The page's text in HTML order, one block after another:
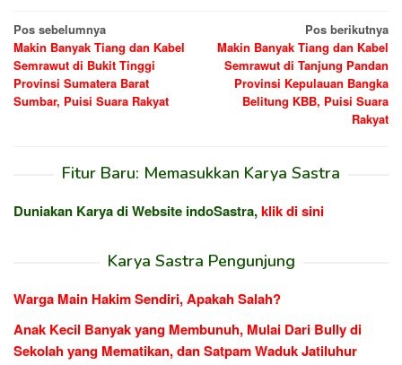
Navigasi
pos
Pos sebelumnya
Makin Banyak Tiang dan Kabel
Semrawut di Bukit Tinggi
Provinsi Sumatera Barat
Sumbar, Puisi Suara Rakyat
Pos berikutnya
Makin Banyak Tiang dan Kabel
Semrawut di Tanjung Pandan
Provinsi Kepulauan Bangka
Belitung KBB, Puisi Suara
Rakyat
Fitur Baru: Memasukkan Karya Sastra
Duniakan Karya di Website indoSastra,klik di sini
Karya Sastra Pengunjung
Warga Main Hakim Sendiri, Apakah Salah?
Anak Kecil Banyak yang Membunuh, Mulai Dari Bully di
Sekolah yang Mematikan, dan Satpam Waduk Jatiluhur